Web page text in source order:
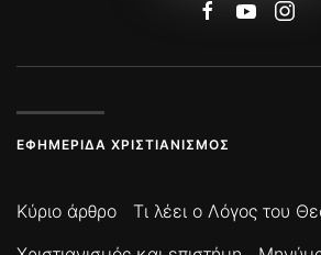
ΕΦΗΜΕΡΊΔΑ ΧΡΙΣΤΙΑΝΙΣΜΌΣ
Κύριο άρθρο Τι λέει ο Λόγος του